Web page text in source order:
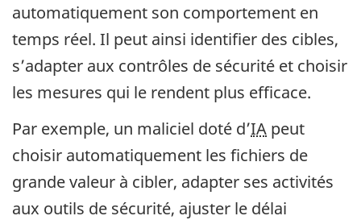
automatiquement son comportement en
temps réel. Il peut ainsi identifier des cibles,
s’adapter aux contrôles de sécurité et choisir
les mesures qui le rendent plus efficace.
Par exemple, un maliciel doté d’IA peut
choisir automatiquement les fichiers de
grande valeur à cibler, adapter ses activités
aux outils de sécurité, ajuster le délai